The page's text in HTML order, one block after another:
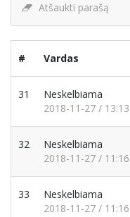
Atšaukti parašą
# Vardas
31
Neskelbiama
2018-11-27 / 13:13
32
Neskelbiama
2018-11-27 / 11:16
33
Neskelbiama
2018-11-27 / 11:16